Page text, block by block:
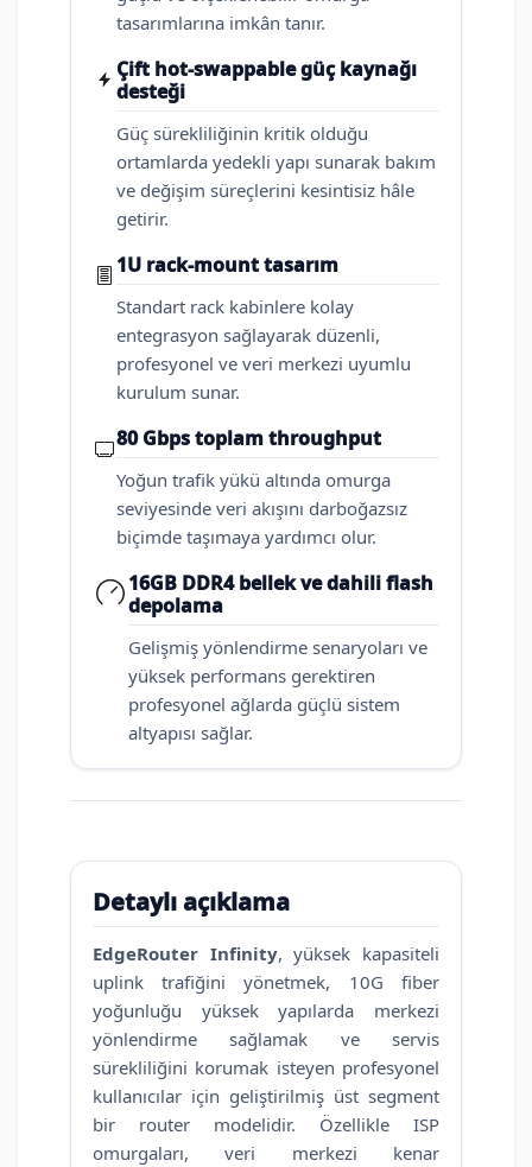
tasarımlarına imkân tanır.
Çift hot-swappable güç kaynağı
desteği
Güç sürekliliğinin kritik olduğu
ortamlarda yedekli yapı sunarak bakım
ve değişim süreçlerini kesintisiz hâle
getirir.
1U rack-mount tasarım
Standart rack kabinlere kolay
entegrasyon sağlayarak düzenli,
profesyonel ve veri merkezi uyumlu
kurulum sunar.
80 Gbps toplam throughput
Yoğun trafik yükü altında omurga
seviyesinde veri akışını darboğazsız
biçimde taşımaya yardımcı olur.
16GB DDR4 bellek ve dahili flash
depolama
Gelişmiş yönlendirme senaryoları ve
yüksek performans gerektiren
profesyonel ağlarda güçlü sistem
altyapısı sağlar.
Detaylı açıklama
EdgeRouter Infinity, yüksek kapasiteli
uplink trafiğini yönetmek, 10G fiber
yoğunluğu yüksek yapılarda merkezi
yönlendirme sağlamak ve servis
sürekliliğini korumak isteyen profesyonel
kullanıcılar için geliştirilmiş üst segment
bir router modelidir. Özellikle ISP
omurgaları, veri merkezi kenar